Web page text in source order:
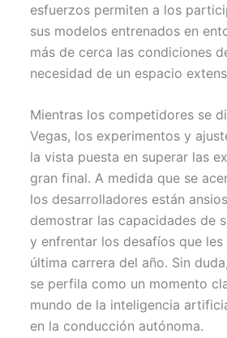
esfuerzos permiten a los
sus modelos entrenados en
más de cerca las condiciones
necesidad de un espacio
Mientras los competidores se
Vegas, los experimentos y
la vista puesta en superar las
gran final. A medida que se
los desarrolladores están
demostrar las capacidades de
y enfrentar los desafíos que les
última carrera del año. Sin
se perfila como un momento
mundo de la inteligencia
en la conducción autónoma.